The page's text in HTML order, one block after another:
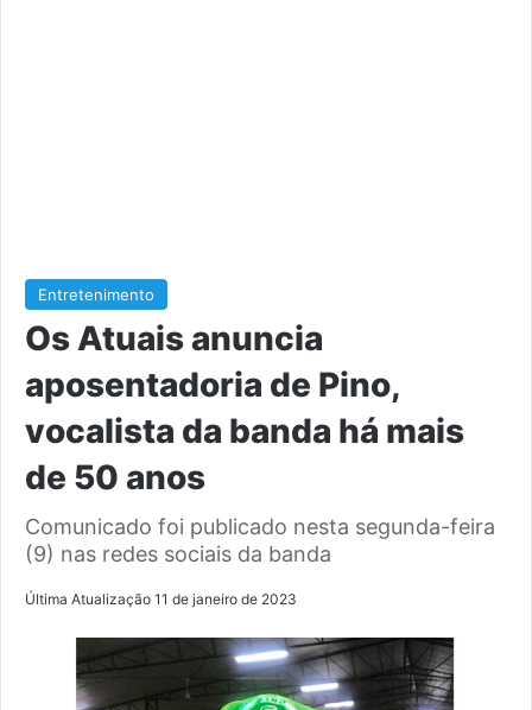
Entretenimento
Os Atuais anuncia
aposentadoria de Pino,
vocalista da banda há mais
de 50 anos
Comunicado foi publicado nesta segunda-feira
(9) nas redes sociais da banda
Última Atualização 11 de janeiro de 2023